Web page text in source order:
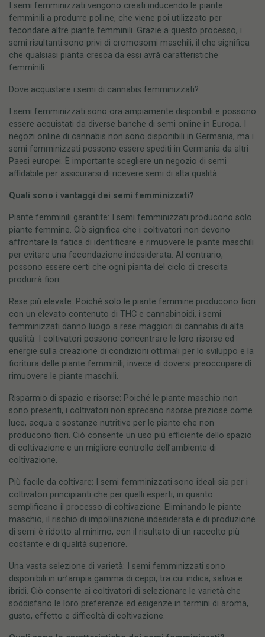
I semi femminizzati vengono creati inducendo le piante
femminili a produrre polline, che viene poi utilizzato per
fecondare altre piante femminili. Grazie a questo processo, i
semi risultanti sono privi di cromosomi maschili, il che significa
che qualsiasi pianta cresca da essi avrà caratteristiche
femminili.
Dove acquistare i semi di cannabis femminizzati?
I semi femminizzati sono ora ampiamente disponibili e possono
essere acquistati da diverse banche di semi online in Europa. I
negozi online di cannabis non sono disponibili in Germania, ma i
semi femminizzati possono essere spediti in Germania da altri
Paesi europei. È importante scegliere un negozio di semi
affidabile per assicurarsi di ricevere semi di alta qualità.
Quali sono i vantaggi dei semi femminizzati?
Piante femminili garantite: I semi femminizzati producono solo
piante femmine. Ciò significa che i coltivatori non devono
affrontare la fatica di identificare e rimuovere le piante maschili
per evitare una fecondazione indesiderata. Al contrario,
possono essere certi che ogni pianta del ciclo di crescita
produrrà fiori.
Rese più elevate: Poiché solo le piante femmine producono fiori
con un elevato contenuto di THC e cannabinoidi, i semi
femminizzati danno luogo a rese maggiori di cannabis di alta
qualità. I coltivatori possono concentrare le loro risorse ed
energie sulla creazione di condizioni ottimali per lo sviluppo e la
fioritura delle piante femminili, invece di doversi preoccupare di
rimuovere le piante maschili.
Risparmio di spazio e risorse: Poiché le piante maschio non
sono presenti, i coltivatori non sprecano risorse preziose come
luce, acqua e sostanze nutritive per le piante che non
producono fiori. Ciò consente un uso più efficiente dello spazio
di coltivazione e un migliore controllo dell’ambiente di
coltivazione.
Più facile da coltivare: I semi femminizzati sono ideali sia per i
coltivatori principianti che per quelli esperti, in quanto
semplificano il processo di coltivazione. Eliminando le piante
maschio, il rischio di impollinazione indesiderata e di produzione
di semi è ridotto al minimo, con il risultato di un raccolto più
costante e di qualità superiore.
Una vasta selezione di varietà: I semi femminizzati sono
disponibili in un’ampia gamma di ceppi, tra cui indica, sativa e
ibridi. Ciò consente ai coltivatori di selezionare le varietà che
soddisfano le loro preferenze ed esigenze in termini di aroma,
gusto, effetto e difficoltà di coltivazione.